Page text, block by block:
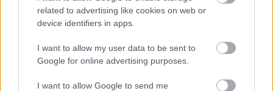
related to advertising like cookies on web or
device identifiers in apps.
I want to allow my user data to be sent to
Google for online advertising purposes.
I want to allow Google to send me
Για να προσθέσεις το σχόλιο
σου πρέπει να συνδεθείς
στο my gazzetta!